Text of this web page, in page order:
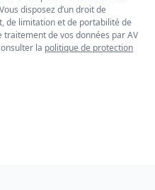
disposez d’un droit de
de limitation et de portabilité de
traitement de vos données par AV
la politique de protection